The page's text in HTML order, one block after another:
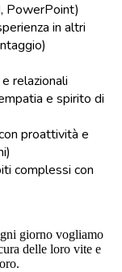
PowerPoint)
in altri
relazionali
e spirito di
proattività e
complessi con
giorno vogliamo
delle loro vite e